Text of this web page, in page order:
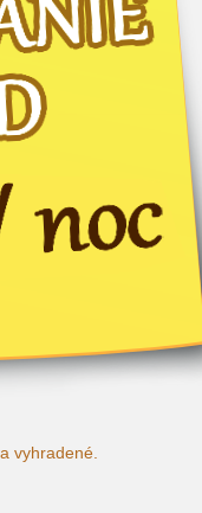
vyhradené.